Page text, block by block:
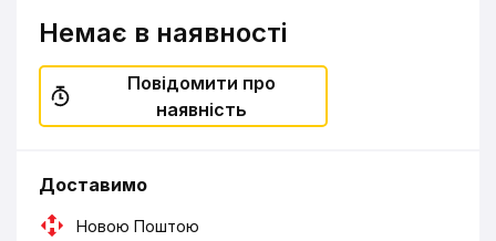
Немає в наявності
Повідомити про
наявність
Доставимо
Новою Поштою